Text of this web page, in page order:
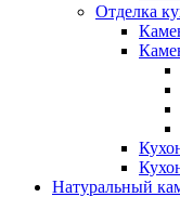
Отделка
Натуральный